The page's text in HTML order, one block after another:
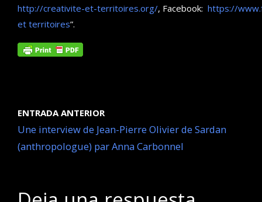
http://creativite-et-territoires.org/, Facebook: https://
et territoires”.
ENTRADA ANTERIOR
Une interview de Jean-Pierre Olivier de Sardan
(anthropologue) par Anna Carbonnel